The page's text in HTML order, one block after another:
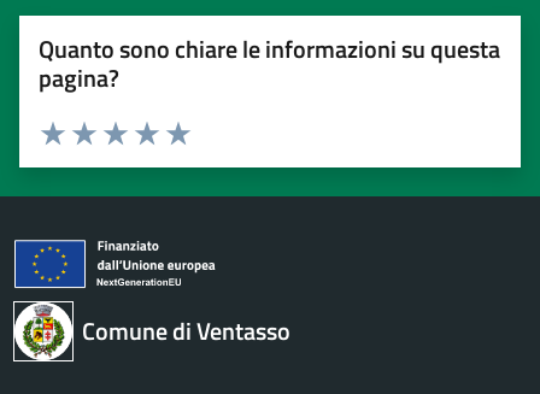
Quanto sono chiare le informazioni su questa
pagina?
Valuta 5 stelle su 5
Valuta 4 stelle su 5
Valuta 3 stelle su 5
Valuta 2 stelle su 5
Valuta 1 stelle su 5
Comune di Ventasso